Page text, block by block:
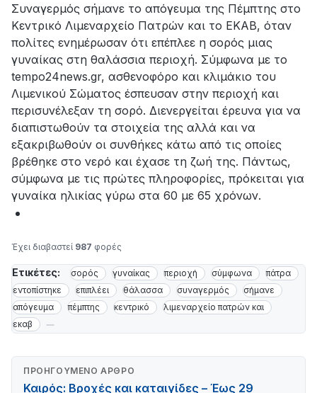
Συναγερμός σήμανε το απόγευμα της Πέμπτης στο
Κεντρικό Λιμεναρχείο Πατρών και το ΕΚΑΒ, όταν
πολίτες ενημέρωσαν ότι επέπλεε η σορός μιας
γυναίκας στη θαλάσσια περιοχή. Σύμφωνα με το
tempo24news.gr, ασθενοφόρο και κλιμάκιο του
Λιμενικού Σώματος έσπευσαν στην περιοχή και
περισυνέλεξαν τη σορό. Διενεργείται έρευνα για να
διαπιστωθούν τα στοιχεία της αλλά και να
εξακριβωθούν οι συνθήκες κάτω από τις οποίες
βρέθηκε στο νερό και έχασε τη ζωή της. Πάντως,
σύμφωνα με τις πρώτες πληροφορίες, πρόκειται για
γυναίκα ηλικίας γύρω στα 60 με 65 χρόνων.
Έχει διαβαστεί 987 φορές
Ετικέτες: σορός γυναίκας περιοχή σύμφωνα
πάτρα
εντοπίστηκε
επιπλέει θάλασσα συναγερμός
σήμανε
απόγευμα
πέμπτης κεντρικό
λιμεναρχείο πατρών και
εκαβ
ΠΡΟΗΓΟΎΜΕΝΟ ΆΡΘΡΟ
Καιρός: Βροχές και καταιγίδες – Έως 29